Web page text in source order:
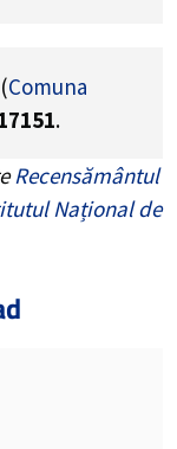
(Comuna
.
Recensământul
Național de